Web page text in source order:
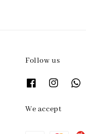
Follow us
We accept